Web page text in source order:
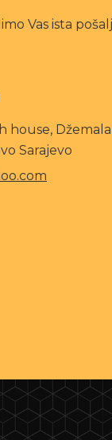
Vas ista
house,
Sarajevo